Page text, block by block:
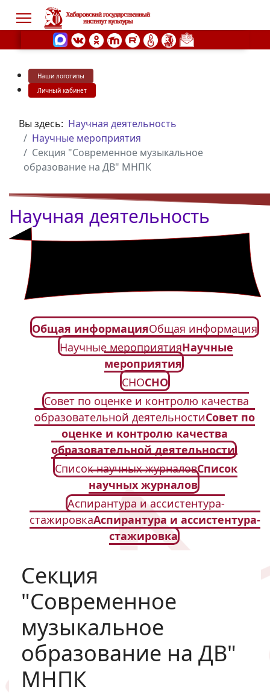
Наши логотипы
Личный кабинет
Вы здесь: Научная деятельность
Научные мероприятия
Секция "Современное музыкальное
образование на ДВ" МНПК
Научная деятельность
Общая информацияОбщая информация
Научные мероприятияНаучные
мероприятия
СНОСНО
Совет по оценке и контролю качества
образовательной деятельностиСовет по
оценке и контролю качества
образовательной деятельности
Список научных журналовСписок
научных журналов
Аспирантура и ассистентура-
стажировкаАспирантура и ассистентура-
стажировка
Секция
"Современное
музыкальное
образование на ДВ"
МНПК